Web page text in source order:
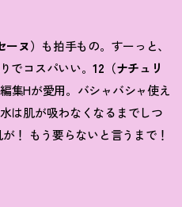
ヌ） も拍手もの。すーっと、
でコスパいい。12（ナチュリ
集Hが愛用。バシャバシャ使え
は肌が吸わなくなるまでしつ
が！ もう要らないと言うまで ！